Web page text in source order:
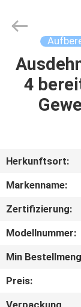
HAUS
UNS
AUSFLUG
TRETEN
Textile
Co.,Ltd.
Reserved.
4
Herkunftsort:
Markenname:
Zertifizierung:
Modellnummer:
Min
Preis: